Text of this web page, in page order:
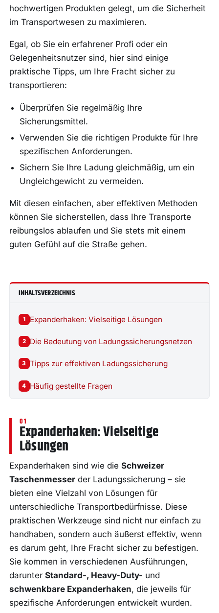
hochwertigen Produkten gelegt, um die Sicherheit
im Transportwesen zu maximieren.
Egal, ob Sie ein erfahrener Profi oder ein
Gelegenheitsnutzer sind, hier sind einige
praktische Tipps, um Ihre Fracht sicher zu
transportieren:
Überprüfen Sie regelmäßig Ihre
Sicherungsmittel.
Verwenden Sie die richtigen Produkte für Ihre
spezifischen Anforderungen.
Sichern Sie Ihre Ladung gleichmäßig, um ein
Ungleichgewicht zu vermeiden.
Mit diesen einfachen, aber effektiven Methoden
können Sie sicherstellen, dass Ihre Transporte
reibungslos ablaufen und Sie stets mit einem
guten Gefühl auf die Straße gehen.
INHALTSVERZEICHNIS
1 Expanderhaken: Vielseitige Lösungen
2 Die Bedeutung von Ladungssicherungsnetzen
3 Tipps zur effektiven Ladungssicherung
4 Häufig gestellte Fragen
Expanderhaken: Vielseitige
Lösungen
Expanderhaken sind wie dieSchweizer
Taschenmesser der Ladungssicherung – sie
bieten eine Vielzahl von Lösungen für
unterschiedliche Transportbedürfnisse. Diese
praktischen Werkzeuge sind nicht nur einfach zu
handhaben, sondern auch äußerst effektiv, wenn
es darum geht, Ihre Fracht sicher zu befestigen.
Sie kommen in verschiedenen Ausführungen,
darunterStandard-, Heavy-Duty- und
schwenkbare Expanderhaken, die jeweils für
spezifische Anforderungen entwickelt wurden.